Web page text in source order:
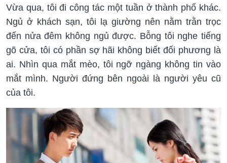
Vừa qua, tôi đi công tác một tuần ở thành phố khác.
Ngủ ở khách sạn, tôi lạ giường nên nằm trằn trọc
đến nửa đêm không ngủ được. Bỗng tôi nghe tiếng
gõ cửa, tôi có phần sợ hãi không biết đối phương là
ai. Nhìn qua mắt mèo, tôi ngỡ ngàng không tin vào
mắt mình. Người đứng bên ngoài là người yêu cũ
của tôi.